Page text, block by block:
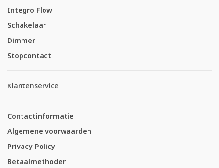
Integro Flow
Schakelaar
Dimmer
Stopcontact
Klantenservice
Contactinformatie
Algemene voorwaarden
Privacy Policy
Betaalmethoden